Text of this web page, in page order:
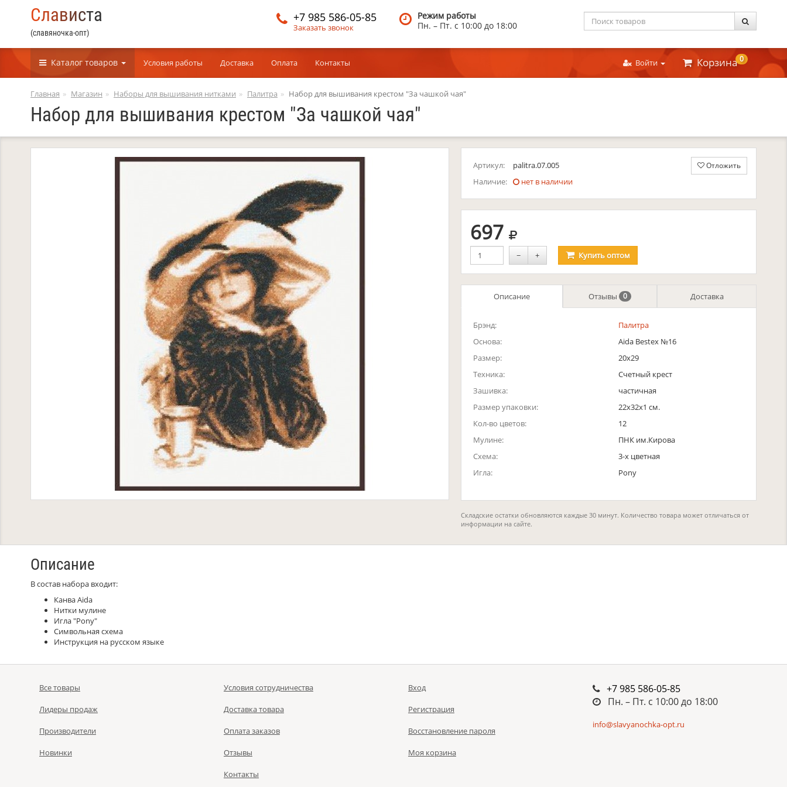
Слависта
(славяночка-опт)
+7 985 586-05-85
Заказать звонок
Режим работы
Пн. – Пт. c 10:00 до 18:00
Каталог товаров Войти Корзина0
Условия работы Доставка Оплата Контакты
Главная Магазин Наборы для вышивания нитками Палитра Набор для вышивания крестом "За чашкой чая"
Набор для вышивания крестом "За чашкой чая"
Артикул:
palitra.07.005
Наличие:
нет в наличии
Отложить
697 руб.
− + Купитьоптом
Описание Отзывы 0 Доставка
Брэнд:
Палитра
Основа:
Aida Bestex №16
Размер:
20х29
Техника:
Счетный крест
Зашивка:
частичная
Размер упаковки:
22x32x1 см.
Кол-во цветов:
12
Мулине:
ПНК им.Кирова
Схема:
3-х цветная
Игла:
Pony
Складские остатки обновляются каждые 30 минут. Количество товара может отличаться от
информации на сайте.
Описание
В состав набора входит:
Канва Aida
Нитки мулине
Игла "Pony"
Символьная схема
Инструкция на русском языке
Все товары
Лидеры продаж
Производители
Новинки
Условия сотрудничества
Доставка товара
Оплата заказов
Отзывы
Контакты
Вход
Регистрация
Восстановление пароля
Моя корзина
+7 985 586-05-85
Пн. – Пт. c 10:00 до 18:00
info@slavyanochka-opt.ru